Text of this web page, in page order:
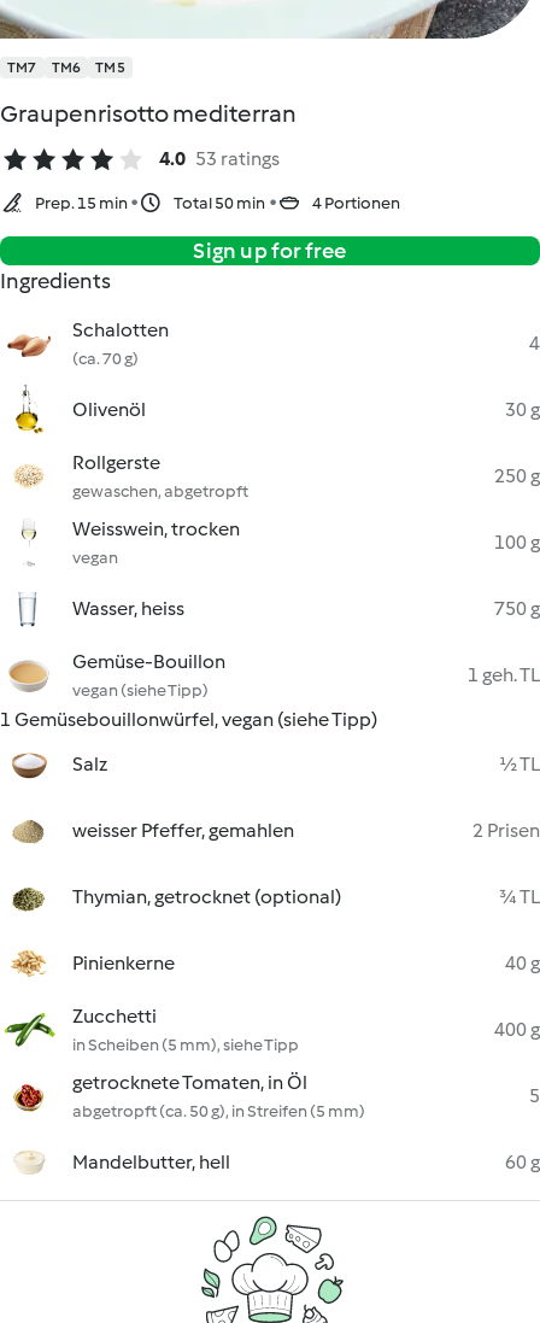
TM7 TM6 TM5
Graupenrisotto mediterran
4.0 53 ratings
Prep. 15 min Total 50 min 4 Portionen
Sign up for free
Ingredients
Schalotten
(ca. 70 g)
4
Olivenöl 30 g
Rollgerste
gewaschen, abgetropft
250 g
Weisswein, trocken
vegan
100 g
Wasser, heiss 750 g
Gemüse-Bouillon
vegan (siehe Tipp)
1 geh. TL
1 Gemüsebouillonwürfel, vegan (siehe Tipp)
Salz
½ TL
weisser Pfeffer, gemahlen 2 Prisen
Thymian, getrocknet (optional) ¾ TL
Pinienkerne 40 g
Zucchetti
in Scheiben (5 mm), siehe Tipp
400 g
getrocknete Tomaten, in Öl
abgetropft (ca. 50 g), in Streifen (5 mm)
5
Mandelbutter, hell 60 g